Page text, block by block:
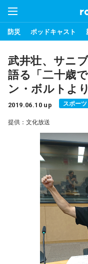
防災 ポッドキャスト
武井壮、サニ
語る「二十歳
ン・ボルトよ
2019.06.10 up スポーツ
提供：文化放送